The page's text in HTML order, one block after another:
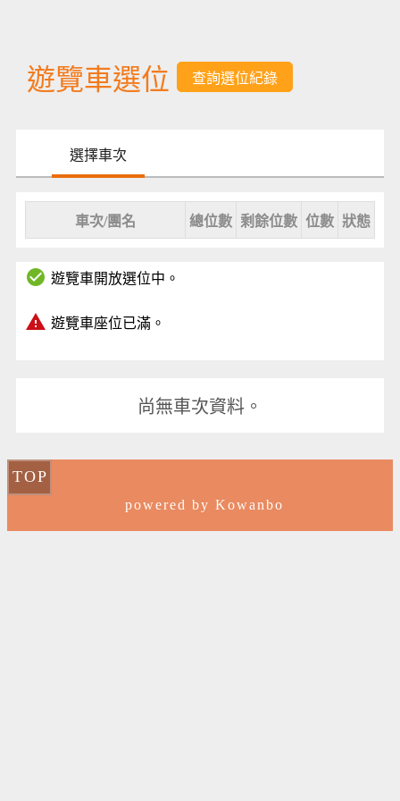
遊覽車選位
選擇車次
車次/團名 總位數 剩餘位數 位數 狀態
check_circle 遊覽車開放選位中。
warning 遊覽車座位已滿。
尚無車次資料。
TOP
powered by Kowanbo